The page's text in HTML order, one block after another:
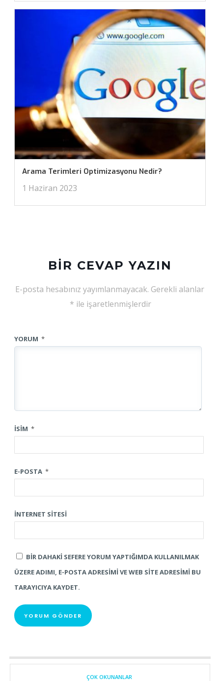
Arama Terimleri Optimizasyonu Nedir?
1 Haziran 2023
BIR CEVAP YAZIN
E-posta hesabınız yayımlanmayacak. Gerekli alanlar
* ile işaretlenmişlerdir
YORUM *
İSIM *
E-POSTA *
İNTERNET SITESI
BIR DAHAKI SEFERE YORUM YAPTIĞIMDA KULLANILMAK
ÜZERE ADIMI, E-POSTA ADRESIMI VE WEB SITE ADRESIMI BU
TARAYICIYA KAYDET.
ÇOK OKUNANLAR